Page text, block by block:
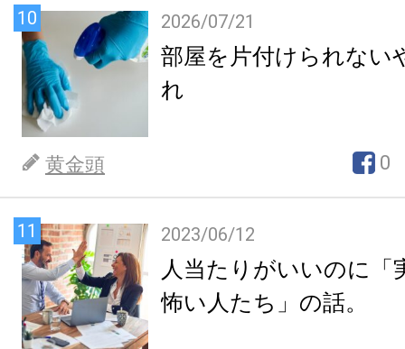
10 2026/07/21
部屋を片付けられない
れ
黄金頭 0
11 2023/06/12
人当たりがいいのに「
怖い人たち」の話。